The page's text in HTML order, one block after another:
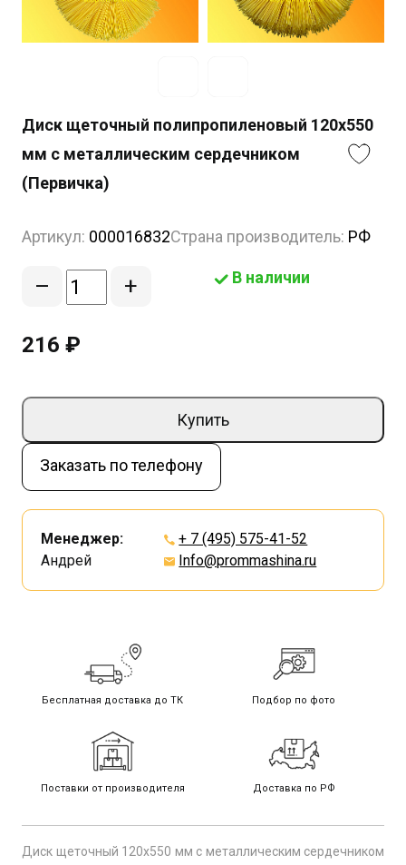
Диск щеточный полипропиленовый 120х550
мм с металлическим сердечником
(Первичка)
Артикул: 000016832Страна производитель: РФ
– + В наличии
216 ₽
Купить
Заказать по телефону
Менеджер:
Андрей
+ 7 (495) 575-41-52
Info@prommashina.ru
Бесплатная доставка до ТК Подбор по фото
Поставки от производителя Доставка по РФ
Диск щеточный 120х550 мм с металлическим сердечником